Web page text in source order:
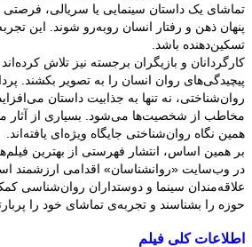
تماشای یک داستان سینمایی یا سریالی، فرصتی
پنهان ذهن و رفتار انسان روبه‌رو شوند. این
تسکین‌دهنده باشد.
کارگردانان و بازیگران برجسته نیز تلاش کرده‌اند
پیچیدگی‌های روان انسان را به تصویر بکشند.
روان‌شناختی، نه تنها به جذابیت داستان
مخاطب از شخصیت‌ها می‌شود. بسیاری از آثار
همین نگاه روان‌شناختی جایگاه ویژه‌ای یافته‌اند.
بر همین اساس، انتشار فهرستی از بهترین
در وب‌سایت «روانشناسان» اقدامی ارزشمند
علاقه‌مندان سینما و دوستداران روان‌شناسی
حوزه را بشناسند و تجربه‌ی تماشای خود را
اطلاعات کلی فیلم